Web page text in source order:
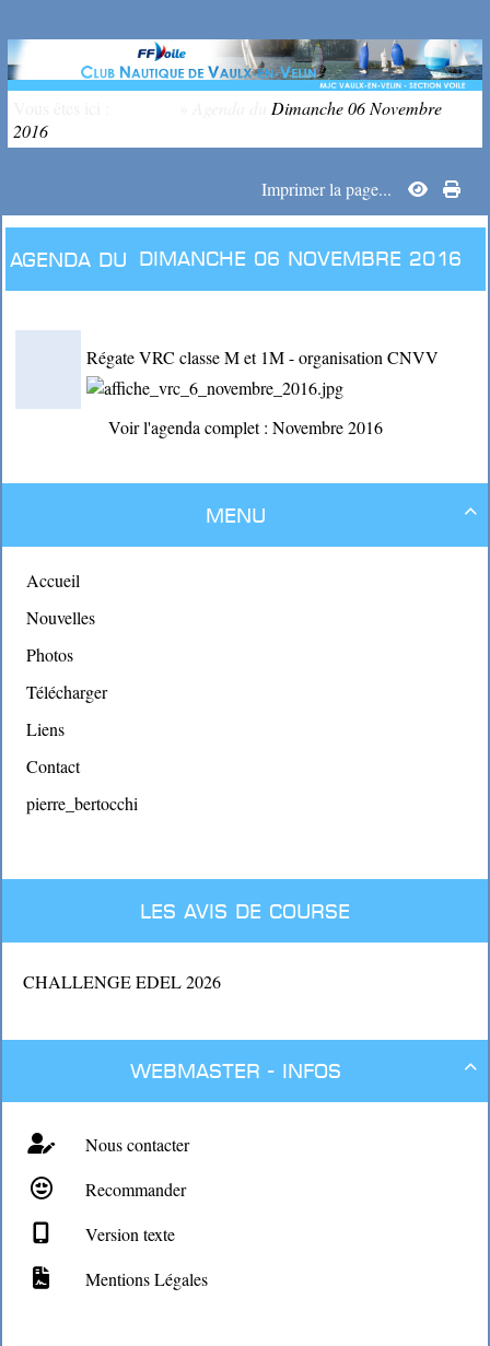
Dimanche 06 Novembre
2016
Imprimer la page...

Menu
Accueil
Nouvelles
Photos
Télécharger
Liens
Contact
pierre_bertocchi
Les avis de course
CHALLENGE EDEL 2026

Webmaster - Infos
Nous contacter
Recommander
Version texte
Mentions Légales
Agenda du Dimanche 06 Novembre 2016
Régate VRC classe M et 1M - organisation CNVV
Voir l'agenda complet : Novembre 2016